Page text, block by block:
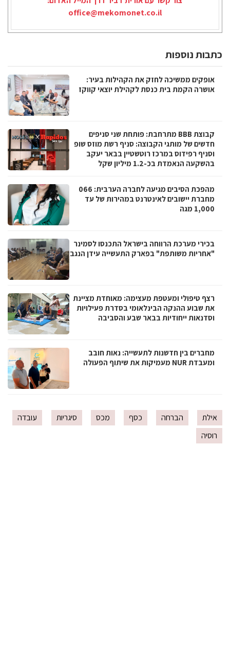
office@mekomonet.co.il
כתבות נוספות
אופקים ממשיכה לחזק את הקהילות בעיר:
אושרה הקמת בית כנסת לקהילת יוצאי קווקז
קבוצת BBB מתרחבת: פותחת שני סניפים
חדשים של מותגי הקבוצה: סניף רשת מוזס שופ
וסניף רפידוס במרכז רוטשטיין בבאר יעקב
בהשקעה הנאמדת בכ-1.2 מיליון שקל
מהפכת הסיבים מגיעה לחברה הערבית: 066
מחברת יישובים לאינטרנט במהירות של עד
1,000 מגה
בכירי מערכת הרווחה בישראל התכנסו לסמינר
"אחריות משותפת" בפארק התעשייה עידן הנגב
רצף טיפולי ומעטפת מעצימה: מאוחדת מציינת
את שבוע ההנקה הבינלאומי בסדרת פעילויות
וסדנאות ייחודיות בבאר שבע והסביבה
מחברים בין חדשנות לתעשייה: נאות חובב
ומעבדת NUR מעמיקות את שיתוף הפעולה
אילת הברחה כסף מכס סיגריות
עובדה
רוסיה